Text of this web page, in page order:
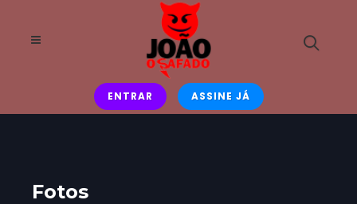
ENTRAR ASSINE JÁ
Fotos